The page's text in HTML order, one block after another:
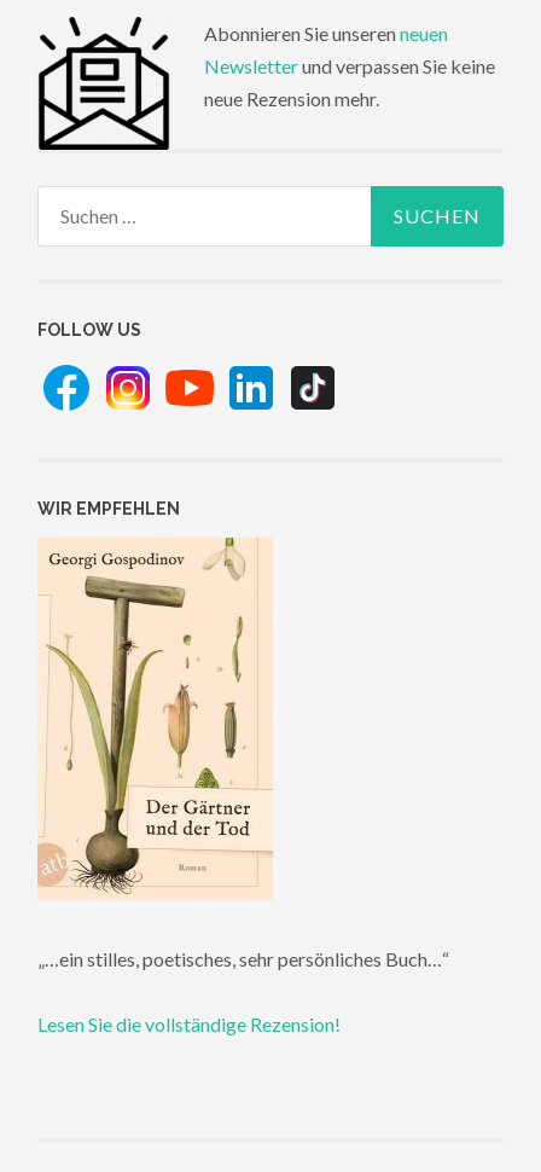
Abonnieren Sie unseren neuen
Newsletterund verpassen Sie keine
neue Rezension mehr.
FOLLOW US
WIR EMPFEHLEN
„…ein stilles, poetisches, sehr persönliches Buch…“
Lesen Sie die vollständige Rezension!